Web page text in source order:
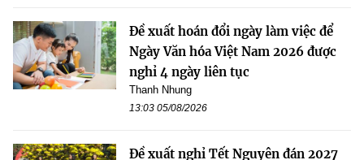
Đề xuất hoán đổi ngày làm việc để
Ngày Văn hóa Việt Nam 2026 được
nghỉ 4 ngày liên tục
Thanh Nhung
13:03 05/08/2026
Đề xuất nghỉ Tết Nguyên đán 2027